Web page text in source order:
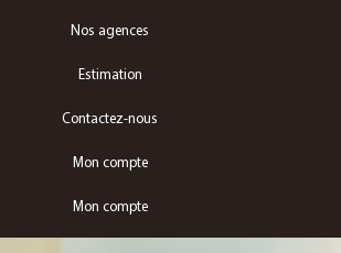
Nos agences
Estimation
Contactez-nous
Mon compte
Mon compte